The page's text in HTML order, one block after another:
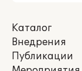
Каталог
Внедрения
Публикации